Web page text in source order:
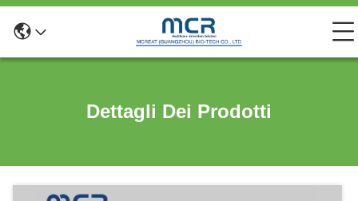
Dettagli Dei Prodotti